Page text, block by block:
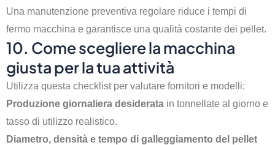
Una manutenzione preventiva regolare riduce i tempi di
fermo macchina e garantisce una qualità costante dei pellet.
10. Come scegliere la macchina
giusta per la tua attività
Utilizza questa checklist per valutare fornitori e modelli:
Produzione giornaliera desiderata in tonnellate al giorno e
tasso di utilizzo realistico.
Diametro, densità e tempo di galleggiamento del pellet